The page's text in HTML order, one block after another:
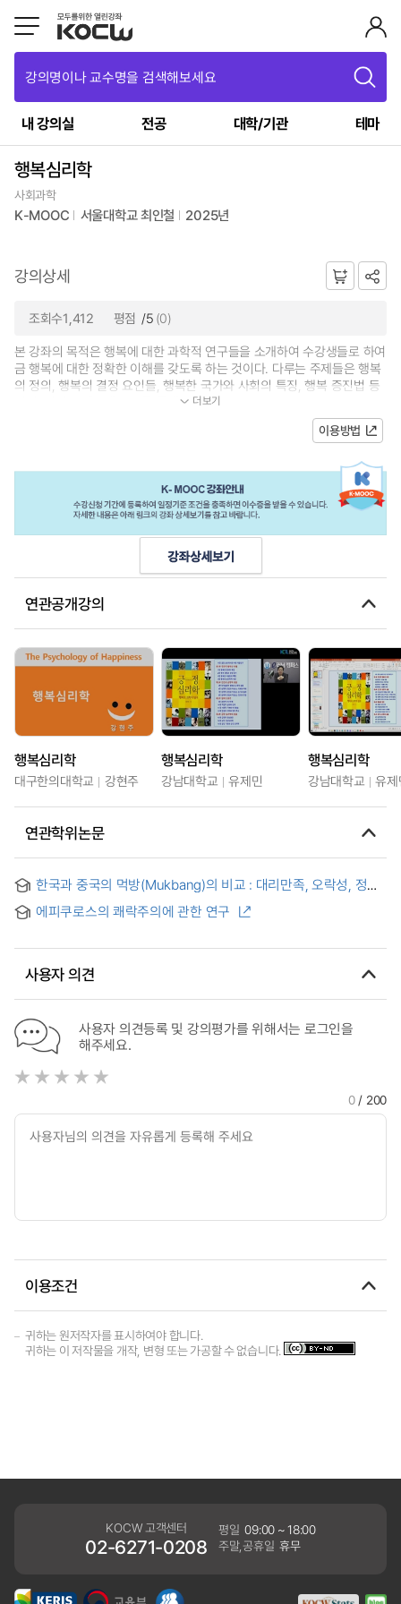
강의명이나 교수명을 검색해보세요
내 강의실 전공 대학/기관 테마
행복심리학
사회과학
K-MOOC 서울대학교 최인철 2025년
강의상세
조회수1,412 평점 /5 (0)
본 강좌의 목적은 행복에 대한 과학적 연구들을 소개하여 수강생들로 하여
금 행복에 대한 정확한 이해를 갖도록 하는 것이다. 다루는 주제들은 행복
의 정의, 행복의 결정 요인들, 행복한 국가와 사회의 특징, 행복 증진법 등
이며, 이런 주제들에 공부를 통해... 더보기
이용방법
연관공개강의
행복심리학
대구한의대학교 강현주
행복심리학
강남대학교 유제민
행복심리학
강남대학교 유
연관학위논문
한국과 중국의 먹방(Mukbang)의 비교 : 대리만족, 오락성, 정보
전달, 미적 추구의 측면을 중심으로
에피쿠로스의 쾌락주의에 관한 연구
사용자 의견
사용자 의견등록 및 강의평가를 위해서는 로그인을
해주세요.
0/ 200
이용조건
귀하는 원저작자를 표시하여야 합니다.
귀하는 이 저작물을 개작, 변형 또는 가공할 수 없습니다.
KOCW 고객센터
02-6271-0208
평일 09:00 ~ 18:00
주말,공휴일 휴무